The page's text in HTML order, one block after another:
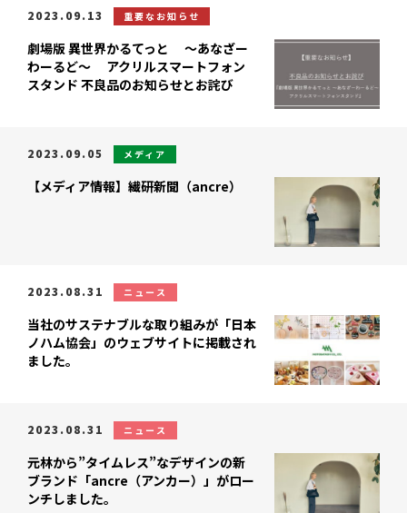
2023.09.13 重要なお知らせ
劇場版 異世界かるてっと ～あなざー
わーるど～ アクリルスマートフォン
スタンド 不良品のお知らせとお詫び
2023.09.05 メディア
【メディア情報】繊研新聞（ancre）
2023.08.31 ニュース
当社のサステナブルな取り組みが「日本
ノハム協会」のウェブサイトに掲載され
ました。
2023.08.31 ニュース
元林から”タイムレス”なデザインの新
ブランド「ancre（アンカー）」がロー
ンチしました。